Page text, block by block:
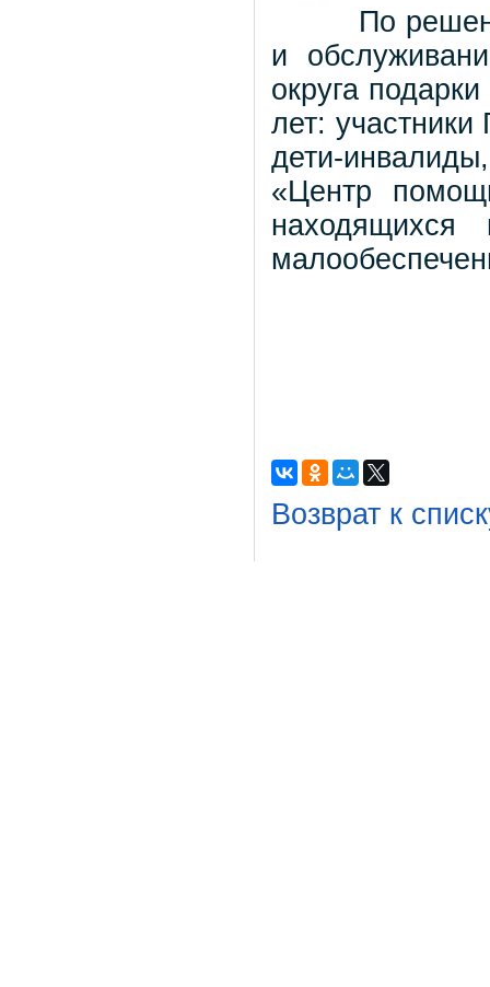
По решению
и
округа
лет: участники
дети-
«Центр
Возврат к